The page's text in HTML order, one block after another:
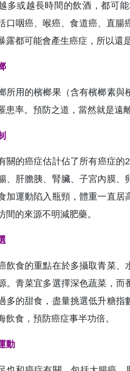
多或越長時間的飲酒，都可
口咽癌、喉癌、食道癌、直腸
露都可能會產生癌症，所以還
所用的檳榔果（含有檳榔素
患率。預防之道，當然就是遠
關的癌症估計佔了所有癌症的
、肝膽胰、腎臟、子宮內膜、
加運動陷入瓶頸，體重一直
間的來源不明減肥藥。
飲食的重點在於多攝取青菜、
。青菜宜多選擇深色蔬菜，
多的甜食，盡量挑選低升糖
飲食，預防癌症事半功倍。
動